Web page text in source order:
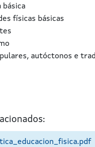
básica
físicas básicas
autóctonos e